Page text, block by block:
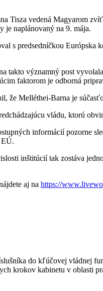
Tisza vedená Magyarom
je naplánovaný na 9. mája.
s predsedníčkou
takto významný post
faktorom je odborná
že Melléthei-Barna je
vládu, ktorú
informácií pozorne
inštitúcií tak zostáva
aj na https://
do kľúčovej vládnej
krokov kabinetu v oblasti